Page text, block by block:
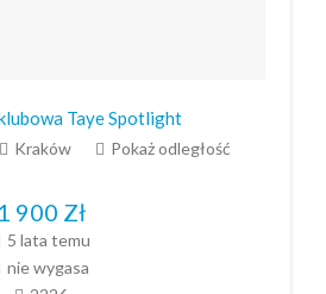
Taye Spotlight
Kraków Pokaż odległość
1 900 Zł
5 lata temu
nie wygasa